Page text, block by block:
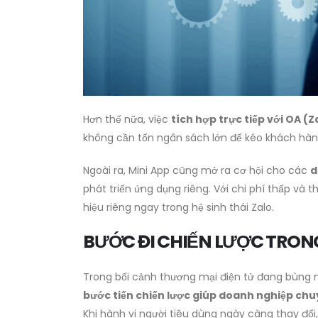
Hơn thế nữa, việc tích hợp trực tiếp với OA
không cần tốn ngân sách lớn để kéo khách
Ngoài ra, Mini App cũng mở ra cơ hội cho các
phát triển ứng dụng riêng. Với chi phí thấp và
hiệu riêng ngay trong hệ sinh thái Zalo.
BƯỚC ĐI CHIẾN LƯỢC
Trong bối cảnh thương mại điện tử đang bùng
bước tiến chiến lược giúp doanh nghiệp
Khi hành vi người tiêu dùng ngày càng thay